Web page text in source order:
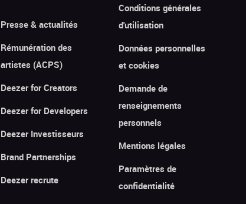
Presse & actualités
Rémunération des
artistes (ACPS)
Deezer for Creators
Deezer for Developers
Deezer Investisseurs
Brand Partnerships
Deezer recrute
Conditions générales
d'utilisation
Données personnelles
et cookies
Demande de
renseignements
personnels
Mentions légales
Paramètres de
confidentialité